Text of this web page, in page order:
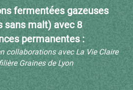
fermentées gazeuses
sans malt) avec 8
permanentes :
collaborations avec La Vie Claire
Graines de Lyon